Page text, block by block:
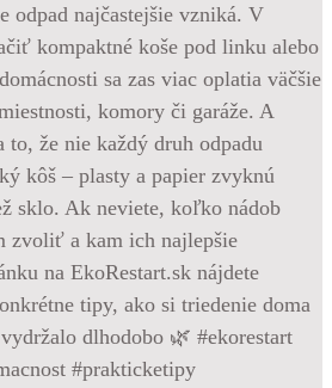
odpad najčastejšie vzniká. V
kompaktné koše pod linku alebo
sa zas viac oplatia väčšie
komory či garáže. A
to, že nie každý druh odpadu
kôš – plasty a papier zvyknú
sklo. Ak neviete, koľko nádob
zvoliť a kam ich najlepšie
na EkoRestart.sk nájdete
tipy, ako si triedenie doma
dlhodobo 🌿 #ekorestart
#prakticketipy